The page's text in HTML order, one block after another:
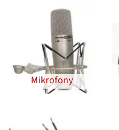
Mikrofony